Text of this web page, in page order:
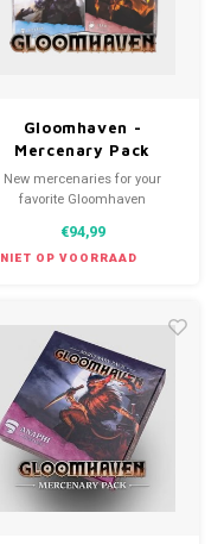
Gloomhaven -
Mercenary Pack
Bundle
New mercenaries for your
favorite Gloomhaven
€94,99
NIET OP VOORRAAD